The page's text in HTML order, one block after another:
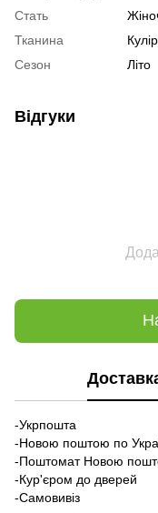
Стать
Тканина
Кулір
Сезон
Літо
Відгуки
-Укрпошта
-Новою поштою по
-Поштомат Новою
-Кур'єром до дверей
-Самовивіз